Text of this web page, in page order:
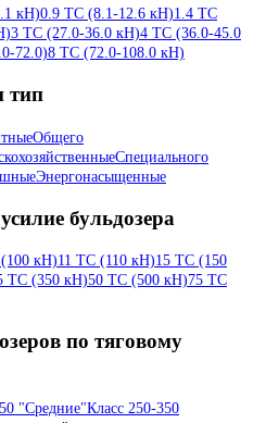
кН)0.9 ТС (8.1-12.6 кН)1.4 ТС
3 ТС (27.0-36.0 кН)4 ТС (36.0-45.0
72.0)8 ТС (72.0-108.0 кН)
тип
Общего
Специального
Энергонасыщенные
бульдозера
кН)11 ТС (110 кН)15 ТС (150
ТС (350 кН)50 ТС (500 кН)75 ТС
по тяговому
"Средние"Класс 250-350